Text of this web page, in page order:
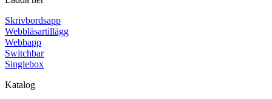
Skrivbordsapp
Webbläsartillägg
Webbapp
Switchbar
Singlebox
Katalog